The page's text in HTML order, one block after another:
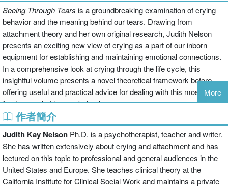
Seeing Through Tears is a groundbreaking examination of crying
behavior and the meaning behind our tears. Drawing from
attachment theory and her own original research, Judith Nelson
presents an exciting new view of crying as a part of our inborn
equipment for establishing and maintaining emotional connections.
In a comprehensive look at crying through the life cycle, this
insightful volume presents a novel theoretical framework before
offering useful and practical advice for dealing with this most
fundamental of human behaviors.
More
作者簡介
Judith Kay Nelson Ph.D. is a psychotherapist, teacher and writer.
She has written extensively about crying and attachment and has
lectured on this topic to professional and general audiences in the
United States and Europe. She teaches clinical theory at the
California Institute for Clinical Social Work and maintains a private